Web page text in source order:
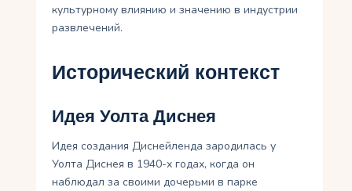
культурному влиянию и значению в индустрии
развлечений.
Исторический контекст
Идея Уолта Диснея
Идея создания Диснейленда зародилась у
Уолта Диснея в 1940-х годах, когда он
наблюдал за своими дочерьми в парке